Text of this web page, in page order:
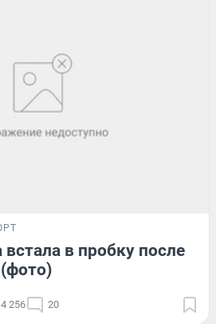
в пробку после
256 20